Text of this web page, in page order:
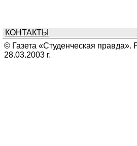
КОНТАКТЫ
© Газета «Студенческая
28.03.2003 г.